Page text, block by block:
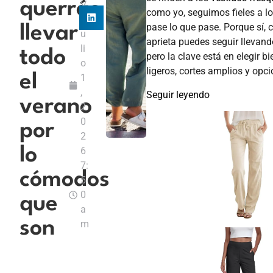
querrás
llevar
todo
el
verano
por
lo
cómodos
que
son
V
u
li
o
1
,
2
0
2
6
7:
5
0
a
m
como yo, seguimos fieles a
pase lo que pase. Porque sí,
aprieta puedes seguir
pero la clave está en elegir
ligeros, cortes amplios y
Seguir leyendo